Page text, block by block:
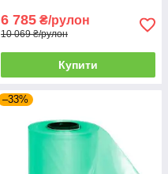
6 785 ₴/рулон
10 069 ₴/рулон
Купити
–33%